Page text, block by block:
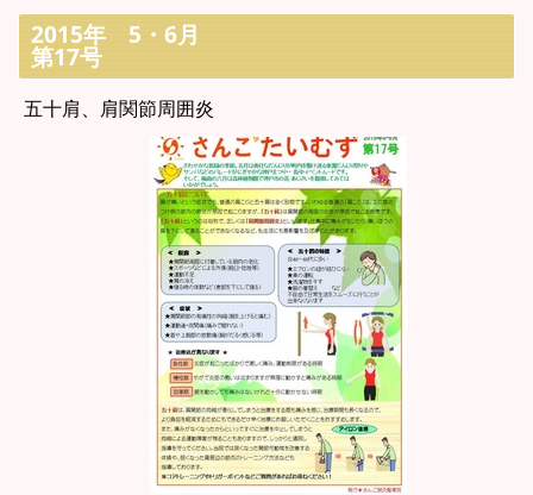
2015年 5・6月
第17号
五十肩、肩関節周囲炎